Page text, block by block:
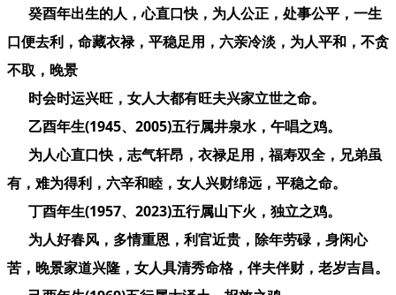
癸酉年出生的人，心直口快，为人公正，处事公平，一生
口便去利，命藏衣禄，平稳足用，六亲冷淡，为人平和，不贪
不取，晚景
时会时运兴旺，女人大都有旺夫兴家立世之命。
乙酉年生(1945、2005)五行属井泉水，午唱之鸡。
为人心直口快，志气轩昂，衣禄足用，福寿双全，兄弟虽
有，难为得利，六辛和睦，女人兴财绵远，平稳之命。
丁酉年生(1957、2023)五行属山下火，独立之鸡。
为人好春风，多情重恩，利官近贵，除年劳碌，身闲心
苦，晚景家道兴隆，女人具清秀命格，伴夫伴财，老岁吉昌。